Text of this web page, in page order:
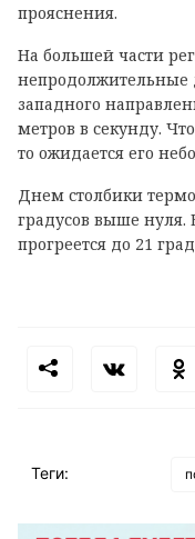
прояснения.
На большей части
непродолжительные
западного
метров в секунду.
то ожидается его
Днем столбики
градусов выше нуля.
прогреется до 21
Теги: